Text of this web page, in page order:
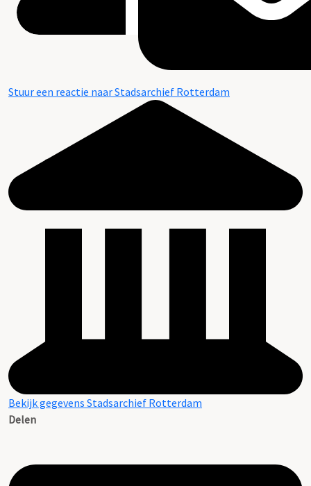
Stuur een reactie naar Stadsarchief Rotterdam
Bekijk gegevens Stadsarchief Rotterdam
Delen